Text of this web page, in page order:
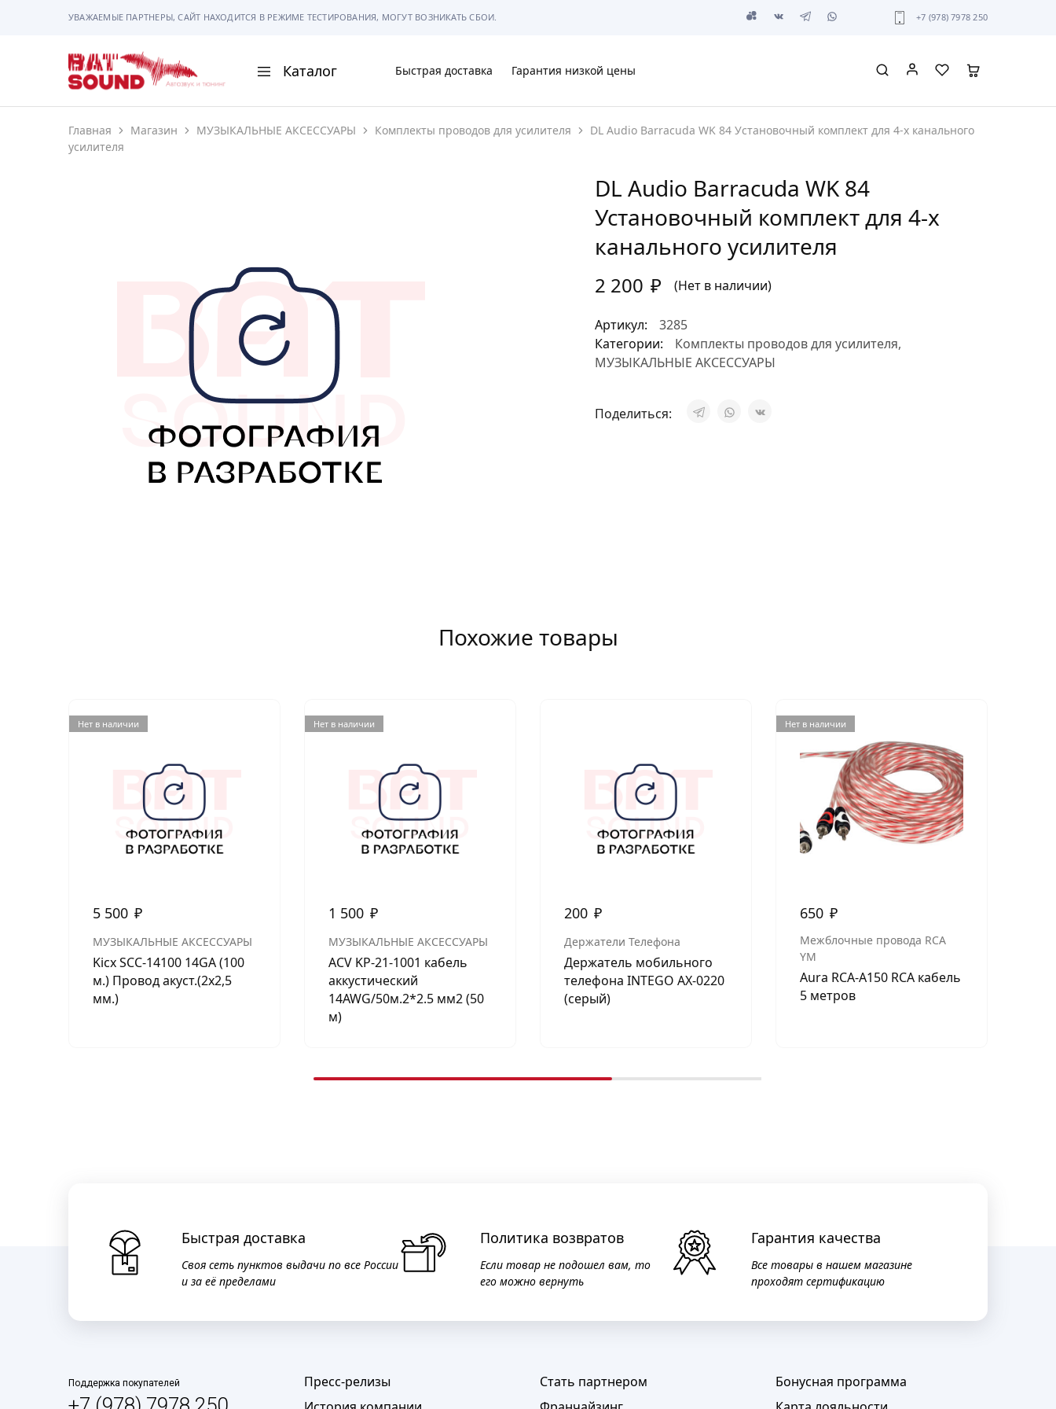
УВАЖАЕМЫЕ ПАРТНЕРЫ, САЙТ НАХОДИТСЯ В РЕЖИМЕ ТЕСТИРОВАНИЯ, МОГУТ ВОЗНИКАТЬ СБОИ. +7 (978) 7978 250
BAT
Sound
Каталог
АВТОМАГНИТОЛЫ
ГАДЖЕТЫ
СИГНАЛИЗАЦИИ
ПОМОЩЬ ПРИ ПАРКОВКЕ
МУЗЫКАЛЬНЫЕ АКСЕССУАРЫ
АВТОУСИЛИТЕЛИ
САБВУФЕРЫ
ШУМОИЗОЛЯЦИЯ
Быстрая доставка Гарантия низкой цены
Главная Магазин МУЗЫКАЛЬНЫЕ АКСЕССУАРЫ Комплекты проводов для усилителя
DL Audio Barracuda WK 84 Установочный комплект для 4-х канального
усилителя
DL Audio Barracuda WK 84
Установочный комплект для 4-х
канального усилителя
2 200 ₽ (Нет в наличии)
Артикул:
3285
Категории:
Комплекты проводов для усилителя,
МУЗЫКАЛЬНЫЕ АКСЕССУАРЫ
Поделиться:
Похожие товары
Нет в наличии
5 500 ₽
МУЗЫКАЛЬНЫЕ АКСЕССУАРЫ
Kicx SCC-14100 14GA (100
м.) Провод акуст.(2х2,5
мм.)
Нет в наличии
1 500 ₽
МУЗЫКАЛЬНЫЕ АКСЕССУАРЫ
ACV KP-21-1001 кабель
аккустический
14AWG/50м.2*2.5 мм2 (50
м)
200 ₽
Держатели Телефона
Держатель мобильного
телефона INTEGO AX-0220
(серый)
Нет в наличии
650 ₽
Межблочные провода RCA
YM
Aura RCA-A150 RCA кабель
5 метров
Быстрая доставка
Своя сеть пунктов выдачи по все России
и за её пределами
Политика возвратов
Если товар не подошел вам, то
его можно вернуть
Гарантия качества
Все товары в нашем магазине
проходят сертификацию
Поддержка покупателей
Пресс-релизы
Стать партнером
Бонусная программа